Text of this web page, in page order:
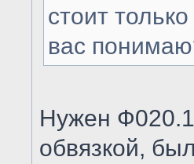
стоит
вас
Нужен
обвязкой,